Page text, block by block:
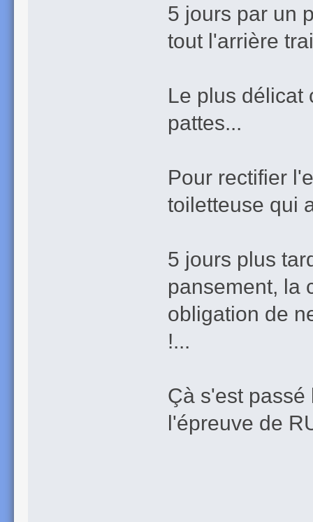
5 jours par un
tout l'arrière
Le plus délicat
pattes...
Pour rectifier
toiletteuse qui
5 jours plus
pansement, la
obligation de
!...
Çà s'est passé
l'épreuve de